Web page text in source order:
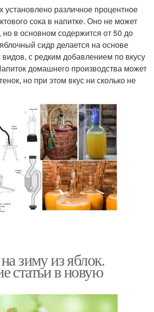
установлено различное процентное
сока в напитке. Оно не может
в основном содержится от 50 до
сидр делается на основе
видов, с редким добавлением по вкусу
домашнего производства может
но при этом вкус ни сколько не
зиму из яблок.
статьи в новую